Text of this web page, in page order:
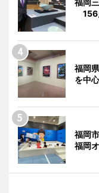
156
福岡
を中
福岡
福岡